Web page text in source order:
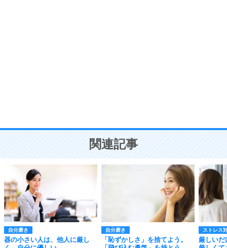
ことが大切。
関連記事
自分磨き
器の小さい人は、他人に厳し
自分磨き
「恥ずかしさ」を捨てよう。
ストレス
厳しい